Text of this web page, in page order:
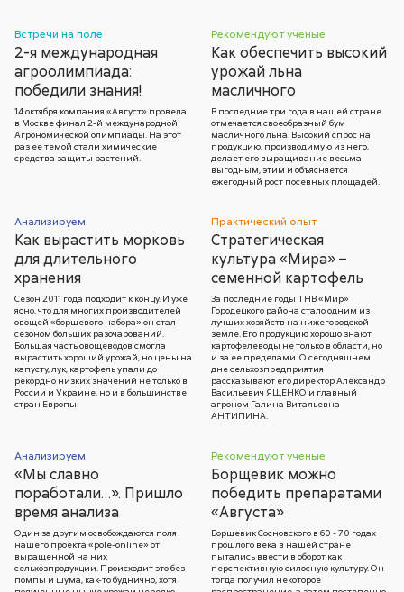
Встречи на поле
2-я международная
агроолимпиада:
победили знания!
14 октября компания «Август» провела
в Москве финал 2-й международной
Агрономической олимпиады. На этот
раз ее темой стали химические
средства защиты растений.
Рекомендуют ученые
Как обеспечить высокий
урожай льна
масличного
В последние три года в нашей стране
отмечается своеобразный бум
масличного льна. Высокий спрос на
продукцию, производимую из него,
делает его выращивание весьма
выгодным, этим и объясняется
ежегодный рост посевных площадей.
Анализируем
Как вырастить морковь
для длительного
хранения
Сезон 2011 года подходит к концу. И уже
ясно, что для многих производителей
овощей «борщевого набора» он стал
сезоном больших разочарований.
Большая часть овощеводов смогла
вырастить хороший урожай, но цены на
капусту, лук, картофель упали до
рекордно низких значений не только в
России и Украине, но и в большинстве
стран Европы.
Практический опыт
Стратегическая
культура «Мира» –
семенной картофель
За последние годы ТНВ «Мир»
Городецкого района стало одним из
лучших хозяйств на нижегородской
земле. Его продукцию хорошо знают
картофелеводы не только в области, но
и за ее пределами. О сегодняшнем
дне сельхозпредприятия
рассказывают его директор Александр
Васильевич ЯЩЕНКО и главный
агроном Галина Витальевна
АНТИПИНА.
Анализируем
«Мы славно
поработали…». Пришло
время анализа
Один за другим освобождаются поля
нашего проекта «pole-online» от
выращенной на них
сельхозпродукции. Происходит это без
помпы и шума, как-то буднично, хотя
Рекомендуют ученые
Борщевик можно
победить препаратами
«Августа»
Борщевик Сосновского в 60 - 70 годах
прошлого века в нашей стране
пытались ввести в оборот как
перспективную силосную культуру. Он
тогда получил некоторое